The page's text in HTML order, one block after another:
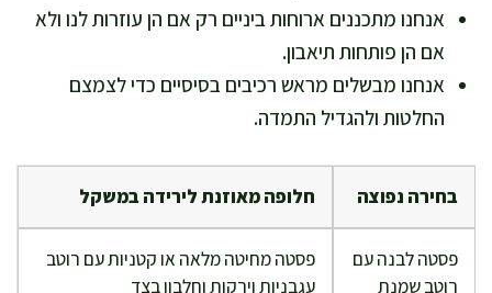
אנחנו מתכננים ארוחות ביניים רק אם הן עוזרות לנו ולא
אם הן פותחות תיאבון.
אנחנו מבשלים מראש רכיבים בסיסיים כדי לצמצם
החלטות ולהגדיל התמדה.
בחירה נפוצה חלופה מאוזנת לירידה במשקל
פסטה לבנה עם
רוטב שמנת
פסטה מחיטה מלאה או קטניות עם רוטב
עגבניות וירקות וחלבון בצד